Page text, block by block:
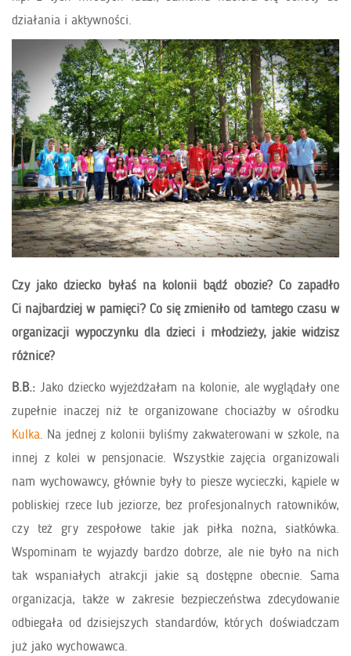
działania i aktywności.
Czy jako dziecko byłaś na kolonii bądź obozie? Co zapadło
Ci najbardziej w pamięci? Co się zmieniło od tamtego czasu w
organizacji wypoczynku dla dzieci i młodzieży, jakie widzisz
różnice?
B.B.: Jako dziecko wyjeżdżałam na kolonie, ale wyglądały one
zupełnie inaczej niż te organizowane chociażby w ośrodku
Kulka. Na jednej z kolonii byliśmy zakwaterowani w szkole, na
innej z kolei w pensjonacie. Wszystkie zajęcia organizowali
nam wychowawcy, głównie były to piesze wycieczki, kąpiele w
pobliskiej rzece lub jeziorze, bez profesjonalnych ratowników,
czy też gry zespołowe takie jak piłka nożna, siatkówka.
Wspominam te wyjazdy bardzo dobrze, ale nie było na nich
tak wspaniałych atrakcji jakie są dostępne obecnie. Sama
organizacja, także w zakresie bezpieczeństwa zdecydowanie
odbiegała od dzisiejszych standardów, których doświadczam
już jako wychowawca.